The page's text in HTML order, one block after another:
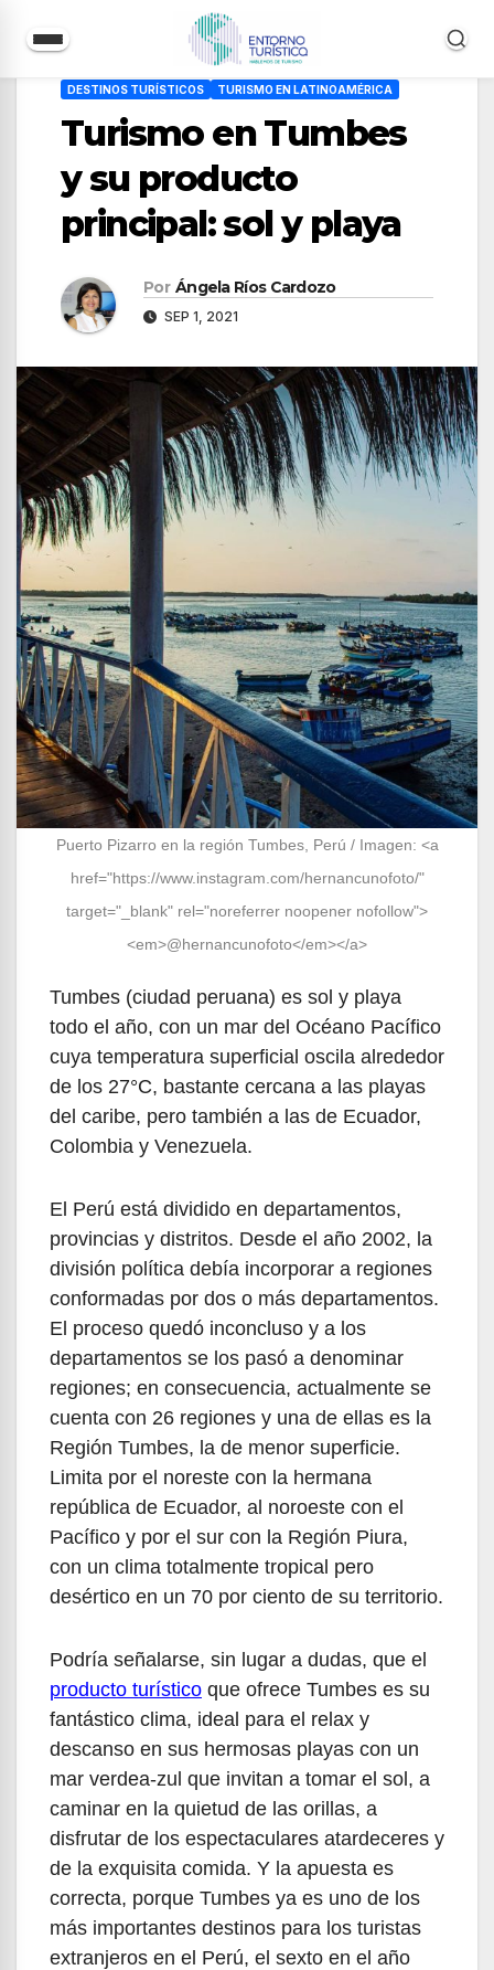
DESTINOS TURÍSTICOS TURISMO EN LATINOAMÉRICA
Turismo en Tumbes
y su producto
principal: sol y playa
Por Ángela Ríos Cardozo
SEP 1, 2021
Puerto Pizarro en la región Tumbes, Perú / Imagen: <a
href="https://www.instagram.com/hernancunofoto/"
target="_blank" rel="noreferrer noopener nofollow">
<em>@hernancunofoto</em></a>
Tumbes (ciudad peruana) es sol y playa
todo el año, con un mar del Océano Pacífico
cuya temperatura superficial oscila alrededor
de los 27°C, bastante cercana a las playas
del caribe, pero también a las de Ecuador,
Colombia y Venezuela.
El Perú está dividido en departamentos,
provincias y distritos. Desde el año 2002, la
división política debía incorporar a regiones
conformadas por dos o más departamentos.
El proceso quedó inconcluso y a los
departamentos se los pasó a denominar
regiones; en consecuencia, actualmente se
cuenta con 26 regiones y una de ellas es la
Región Tumbes, la de menor superficie.
Limita por el noreste con la hermana
república de Ecuador, al noroeste con el
Pacífico y por el sur con la Región Piura,
con un clima totalmente tropical pero
desértico en un 70 por ciento de su territorio.
Podría señalarse, sin lugar a dudas, que el
producto turístico que ofrece Tumbes es su
fantástico clima, ideal para el relax y
descanso en sus hermosas playas con un
mar verdea-zul que invitan a tomar el sol, a
caminar en la quietud de las orillas, a
disfrutar de los espectaculares atardeceres y
de la exquisita comida. Y la apuesta es
correcta, porque Tumbes ya es uno de los
más importantes destinos para los turistas
extranjeros en el Perú, el sexto en el año